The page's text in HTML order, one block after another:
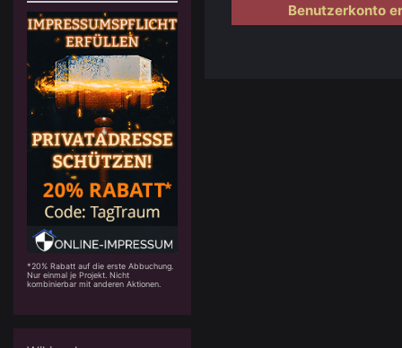
Benutzerkonto
*20% Rabatt auf die erste Abbuchung.
Nur einmal je Projekt. Nicht
kombinierbar mit anderen Aktionen.